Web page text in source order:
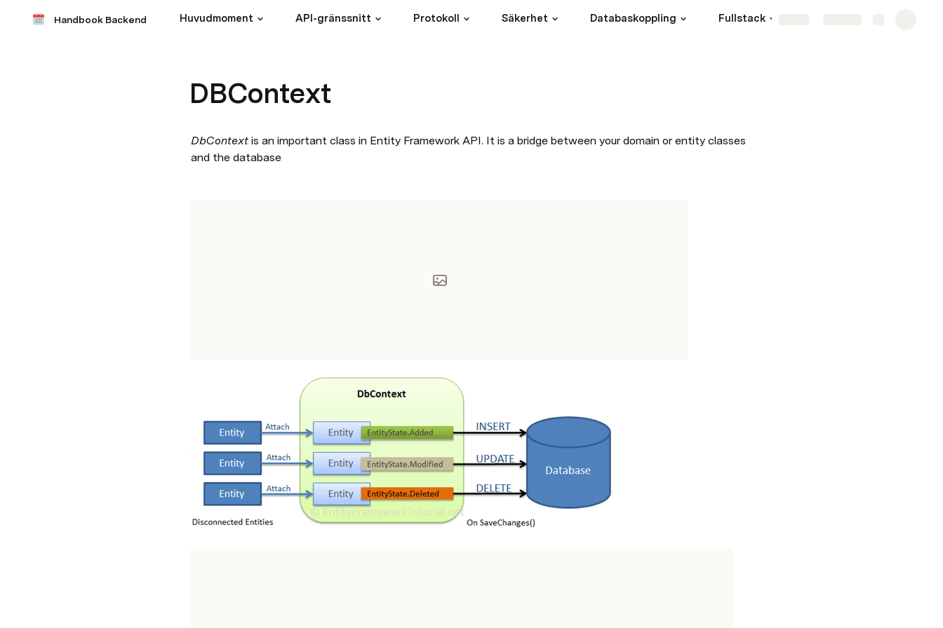
Handbook Backend Huvudmoment API-gränssnitt Protokoll Säkerhet Databaskoppling Fullstack
DBContext
DbContext is an important class in Entity Framework API. It is a bridge between your domain or entity classes
and the database